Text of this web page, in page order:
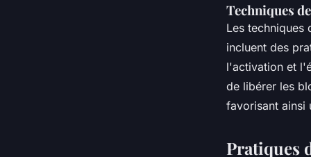
Techniques
Les techniques
incluent des
l'activation et
de libérer les
favorisant ainsi
Pratiques